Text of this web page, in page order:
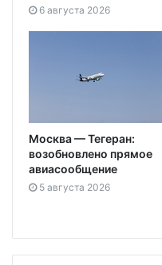
6 августа 2026
Москва — Тегеран:
возобновлено прямое
авиасообщение
5 августа 2026